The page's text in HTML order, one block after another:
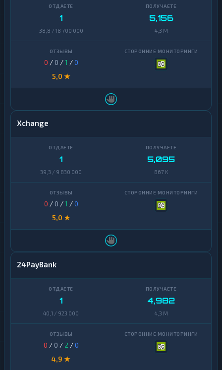
1
38,8 / 18 700 000
5,156
4,3 M
0 / 0 /1 /0
5,0 ★
Xchange
1
39,3 / 9 830 000
5,095
867 K
0 / 0 /1 /0
5,0 ★
24PayBank
1
40,1 / 923 000
4,982
4,3 M
0 / 0 / 2 /0
4,9 ★